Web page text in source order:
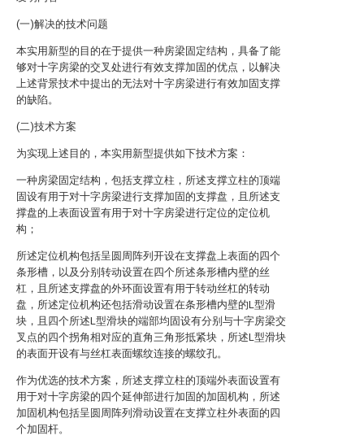
(一)解决的技术问题
本实用新型的目的在于提供一种房梁固定结构，具备了能
够对十字房梁的交叉处进行有效支撑加固的优点，以解决
上述背景技术中提出的无法对十字房梁进行有效加固支撑
的缺陷。
(二)技术方案
为实现上述目的，本实用新型提供如下技术方案：
一种房梁固定结构，包括支撑立柱，所述支撑立柱的顶端
固设有用于对十字房梁进行支撑加固的支撑盘，且所述支
撑盘的上表面设置有用于对十字房梁进行定位的定位机
构；
所述定位机构包括呈圆周阵列开设在支撑盘上表面的四个
条形槽，以及分别转动设置在四个所述条形槽内壁的丝
杠，且所述支撑盘的外环面设置有用于转动丝杠的转动
盘，所述定位机构还包括滑动设置在条形槽内壁的L型滑
块，且四个所述L型滑块的端部均固设有分别与十字房梁交
叉点的四个拐角相对应的直角三角形抵紧块，所述L型滑块
的表面开设有与丝杠表面螺纹连接的螺纹孔。
作为优选的技术方案，所述支撑立柱的顶端外表面设置有
用于对十字房梁的四个延伸部进行加固的加固机构，所述
加固机构包括呈圆周阵列滑动设置在支撑立柱外表面的四
个加固杆。